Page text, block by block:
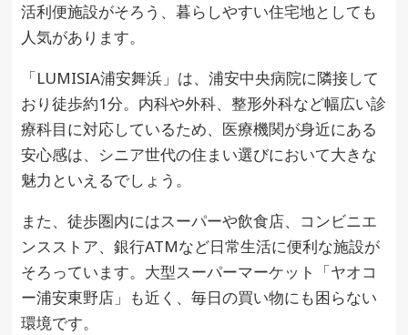
活利便施設がそろう、暮らしやすい住宅地としても
人気があります。
「LUMISIA浦安舞浜」は、浦安中央病院に隣接して
おり徒歩約1分。内科や外科、整形外科など幅広い診
療科目に対応しているため、医療機関が身近にある
安心感は、シニア世代の住まい選びにおいて大きな
魅力といえるでしょう。
また、徒歩圏内にはスーパーや飲食店、コンビニエ
ンスストア、銀行ATMなど日常生活に便利な施設が
そろっています。大型スーパーマーケット「ヤオコ
ー浦安東野店」も近く、毎日の買い物にも困らない
環境です。